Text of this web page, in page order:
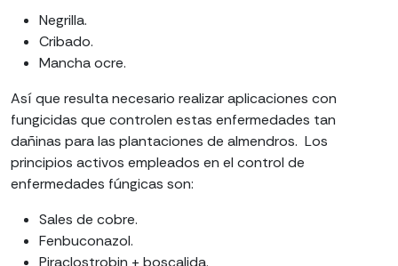
Negrilla.
Cribado.
Mancha ocre.
Así que resulta necesario realizar aplicaciones con
fungicidas que controlen estas enfermedades tan
dañinas para las plantaciones de almendros. Los
principios activos empleados en el control de
enfermedades fúngicas son:
Sales de cobre.
Fenbuconazol.
Piraclostrobin + boscalida.